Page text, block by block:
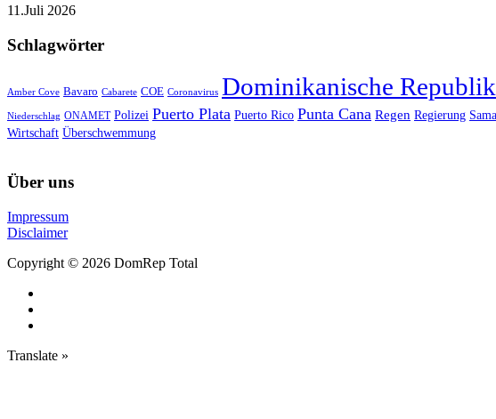
11.Juli 2026
Schlagwörter
Amber Cove Bavaro Cabarete COE Coronavirus Dominikanische Republik
Niederschlag ONAMET Polizei Puerto Plata Puerto Rico Punta Cana Regen Regierung
Wirtschaft Überschwemmung
Über uns
Impressum
Disclaimer
Copyright © 2026 DomRep Total
Translate »